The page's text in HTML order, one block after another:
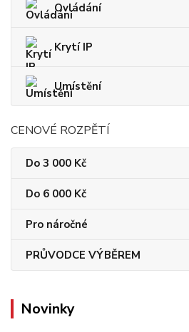
Ovládání
Krytí IP
Umístění
CENOVÉ ROZPĚTÍ
Do 3 000 Kč
Do 6 000 Kč
Pro náročné
PRŮVODCE VÝBĚREM
Novinky